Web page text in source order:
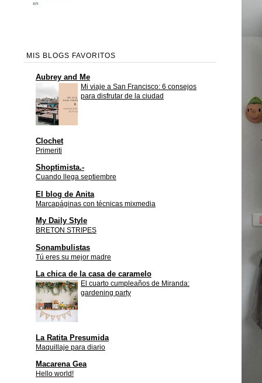
MIS BLOGS FAVORITOS
Aubrey and Me
Mi viaje a San Francisco: 6 consejos
para disfrutar de la ciudad
Clochet
Primeriti
Shoptimista.-
Cuando llega septiembre
El blog de Anita
Marcapáginas con técnicas mixmedia
My Daily Style
BRETON STRIPES
Sonambulistas
Tú eres su mejor madre
La chica de la casa de caramelo
El cuarto cumpleaños de Miranda:
gardening party
La Ratita Presumida
Maquillaje para diario
Macarena Gea
Hello world!